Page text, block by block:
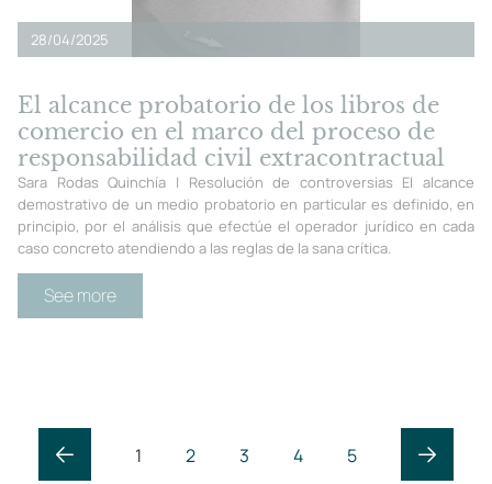
28/04/2025
El alcance probatorio de los libros de
comercio en el marco del proceso de
responsabilidad civil extracontractual
Sara Rodas Quinchía | Resolución de controversias El alcance
demostrativo de un medio probatorio en particular es definido, en
principio, por el análisis que efectúe el operador jurídico en cada
caso concreto atendiendo a las reglas de la sana crítica.
See more
1 2 3 4 5